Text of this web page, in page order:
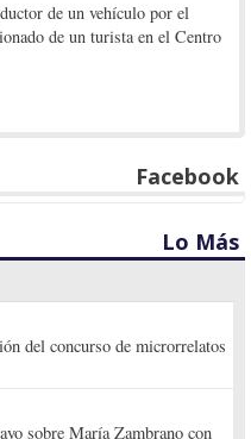
de un vehículo por el
de un turista en el Centro
Facebook
Lo Más
del concurso de microrrelatos
sobre María Zambrano con